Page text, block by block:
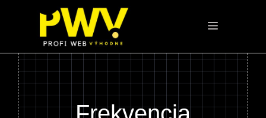
Menu